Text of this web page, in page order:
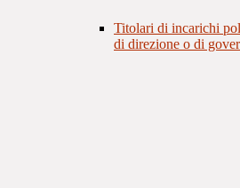
Titolari di incarichi
di direzione o di